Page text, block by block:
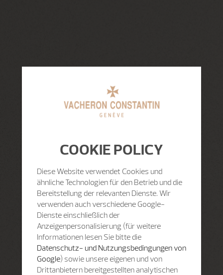
COOKIE POLICY
Diese Website verwendet Cookies und
ähnliche Technologien für den Betrieb und die
Bereitstellung der relevanten Dienste. Wir
verwenden auch verschiedene Google-
Dienste einschließlich der
Anzeigenpersonalisierung (für weitere
Informationen lesen Sie bitte die
Datenschutz- und Nutzungsbedingungen von
Google) sowie unsere eigenen und von
Drittanbietern bereitgestellten analytischen